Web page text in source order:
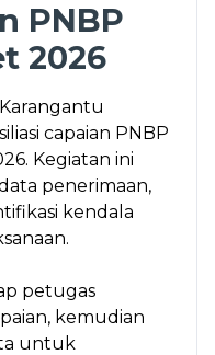
PNBP
2026
capaian PNBP
Kegiatan ini
penerimaan,
kendala
petugas
kemudian
untuk